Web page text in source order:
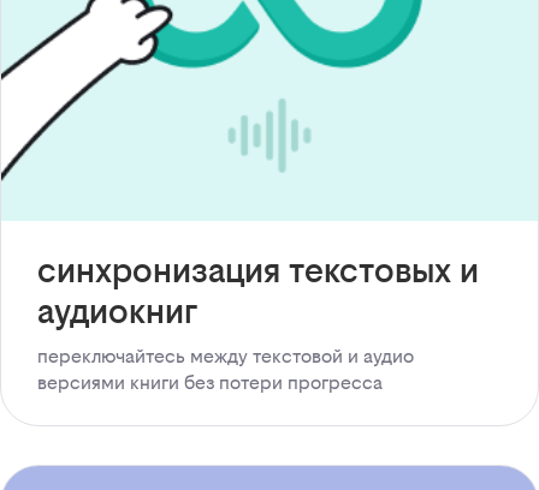
синхронизация текстовых и
аудиокниг
переключайтесь между текстовой и аудио
версиями книги без потери прогресса